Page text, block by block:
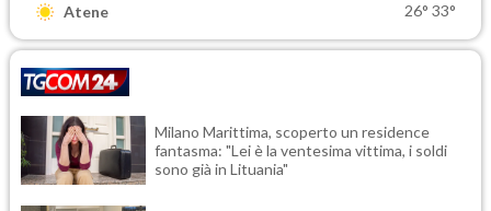
Atene 26° 33°
Milano Marittima, scoperto un residence
fantasma: "Lei è la ventesima vittima, i soldi
sono già in Lituania"